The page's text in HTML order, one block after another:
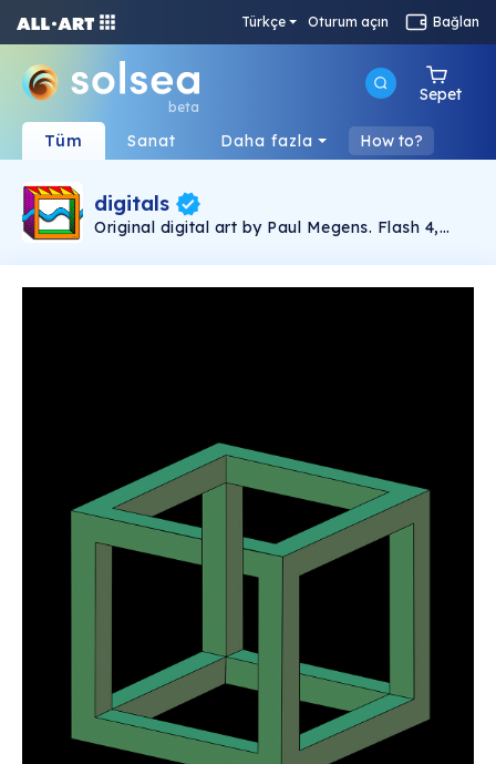
Türkçe Oturum açın Bağlan
beta
Sepet
Tüm Sanat Daha fazla How to?
digitals
Original digital art by Paul Megens. Flash 4,